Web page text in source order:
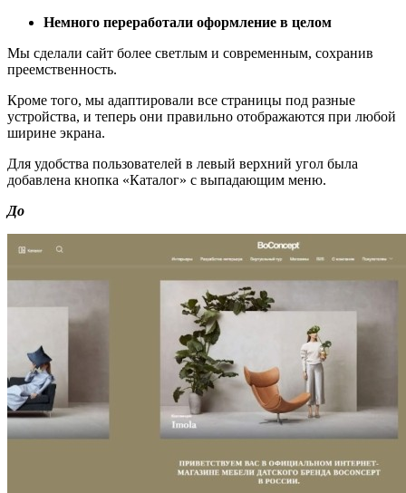
Немного переработали оформление в целом
Мы сделали сайт более светлым и современным, сохранив
преемственность.
Кроме того, мы адаптировали все страницы под разные
устройства, и теперь они правильно отображаются при любой
ширине экрана.
Для удобства пользователей в левый верхний угол была
добавлена кнопка «Каталог» с выпадающим меню.
До